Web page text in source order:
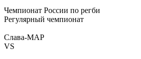
Чемпионат России по регби
Регулярный чемпионат
Слава-МАР
VS